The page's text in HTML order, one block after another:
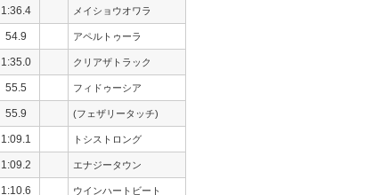
1:36.4 メイショウオワラ
54.9 アペルトゥーラ
1:35.0 クリアザトラック
55.5 フィドゥーシア
55.9 (フェザリータッチ)
1:09.1 トシストロング
1:09.2 エナジータウン
1:10.6 ウインハートビート